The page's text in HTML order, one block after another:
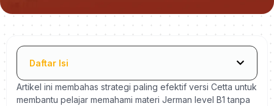
Daftar Isi
Artikel ini membahas strategi paling efektif versi Cetta untuk
membantu pelajar memahami materi Jerman level B1 tanpa